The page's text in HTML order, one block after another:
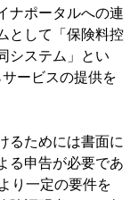
ナポータルへの連
として「保険料控
システム」とい
ービスの提供を
るためには書面に
る申告が必要であ
り一定の要件を